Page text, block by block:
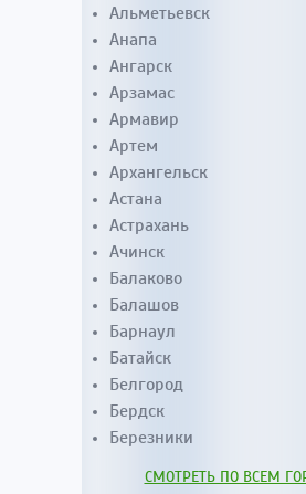
Альметьевск
Анапа
Ангарск
Арзамас
Армавир
Артем
Архангельск
Астана
Астрахань
Ачинск
Балаково
Балашов
Барнаул
Батайск
Белгород
Бердск
Березники
СМОТРЕТЬ ПО ВСЕМ